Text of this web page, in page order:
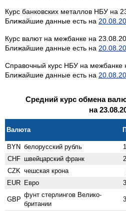
Курс банковских металлов НБУ на
Ближайшие данные есть на
Курс валют на межбанке на
Ближайшие данные есть на
Справочный курс НБУ на межбанке
Ближайшие данные есть на
Средний курс обмена
на
Валюта
BYN белорусский рубль
CHF швейцарский франк
CZK чешская крона
EUR Евро
GBP
фунт стерлингов Велико­
британии